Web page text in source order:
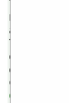
Translator
Также
скидкой:
статус
GPRS
Скачать